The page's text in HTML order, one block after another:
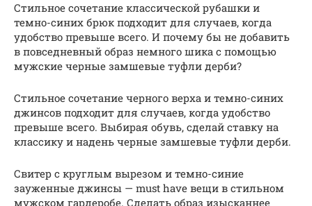
Стильное сочетание классической рубашки и
темно-синих брюк подходит для случаев, когда
удобство превыше всего. И почему бы не добавить
в повседневный образ немного шика с помощью
мужские черные замшевые туфли дерби?
Стильное сочетание черного верха и темно-синих
джинсов подходит для случаев, когда удобство
превыше всего. Выбирая обувь, сделай ставку на
классику и надень черные замшевые туфли дерби.
Свитер с круглым вырезом и темно-синие
зауженные джинсы — must have вещи в стильном
мужском гардеробе. Сделать образ изысканнее